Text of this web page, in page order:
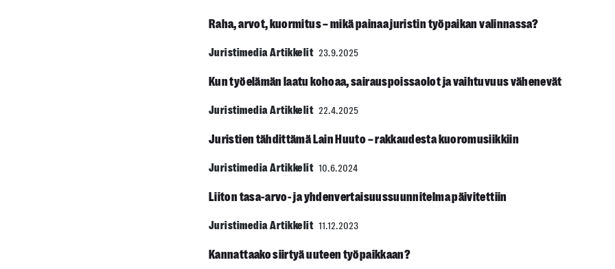
Raha, arvot, kuormitus – mikä painaa juristin työpaikan valinnassa?
Juristimedia Artikkelit 23.9.2025
Kun työelämän laatu kohoaa, sairauspoissaolot ja vaihtuvuus vähenevät
Juristimedia Artikkelit 22.4.2025
Juristien tähdittämä Lain Huuto – rakkaudesta kuoromusiikkiin
Juristimedia Artikkelit 10.6.2024
Liiton tasa-arvo- ja yhdenvertaisuus­suunnitelma päivitettiin
Juristimedia Artikkelit 11.12.2023
Kannattaako siirtyä uuteen työpaikkaan?